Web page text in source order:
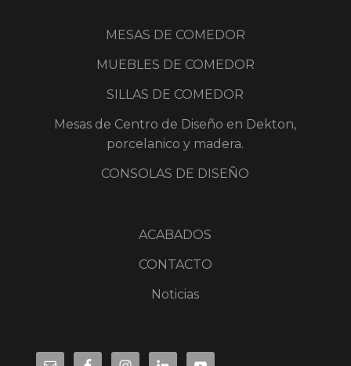
MESAS DE COMEDOR
MUEBLES DE COMEDOR
SILLAS DE COMEDOR
Mesas de Centro de Diseño en Dekton,
porcelanico y madera.
CONSOLAS DE DISEÑO
ACABADOS
CONTACTO
Noticias